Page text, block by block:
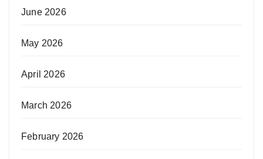
June 2026
May 2026
April 2026
March 2026
February 2026